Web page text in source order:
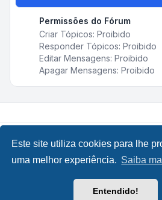
Este site utiliza cookies para lhe
uma melhor experiência. Saiba
Entendido!
Permissões do Fórum
Criar Tópicos: Proibido
Responder Tópicos: Proibido
Editar Mensagens: Proibido
Apagar Mensagens: Proibido
Desenvolvido porphpBB® Forum
• Design by
Leenoz.com
Traduzido por:phpBB Portugal